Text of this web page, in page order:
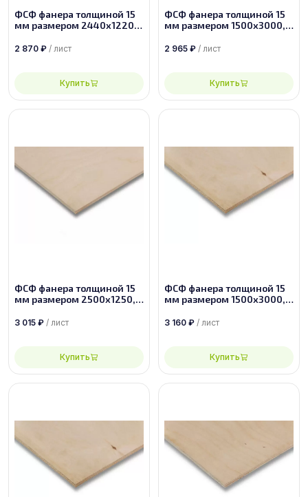
ФСФ фанера толщиной 15
мм размером 2440х1220,
2 870 ₽ / лист
Купить
ФСФ фанера толщиной 15
мм размером 1500х3000,
2 965 ₽ / лист
Купить
ФСФ фанера толщиной 15
мм размером 2500х1250,
3 015 ₽ / лист
Купить
ФСФ фанера толщиной 15
мм размером 1500х3000,
3 160 ₽ / лист
Купить